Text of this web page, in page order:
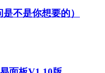
不是你想要的）